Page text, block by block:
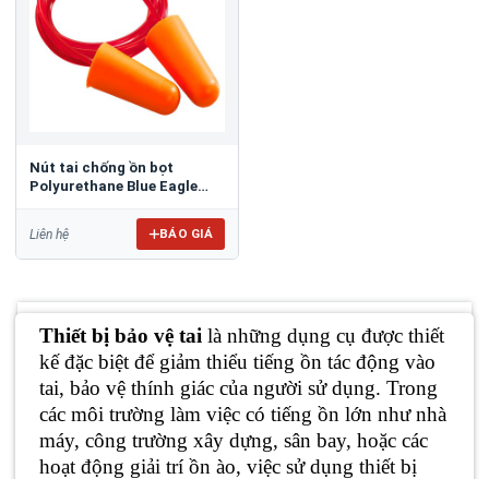
Nút tai chống ồn bọt
Polyurethane Blue Eagle
Liên hệ BÁO GIÁ
Thiết bị bảo vệ tai là những dụng cụ được thiết
kế đặc biệt để giảm thiểu tiếng ồn tác động vào
tai, bảo vệ thính giác của người sử dụng. Trong
các môi trường làm việc có tiếng ồn lớn như nhà
máy, công trường xây dựng, sân bay, hoặc các
hoạt động giải trí ồn ào, việc sử dụng thiết bị